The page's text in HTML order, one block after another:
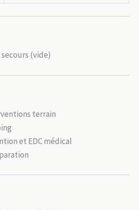
secours (vide)
terrain
et EDC médical